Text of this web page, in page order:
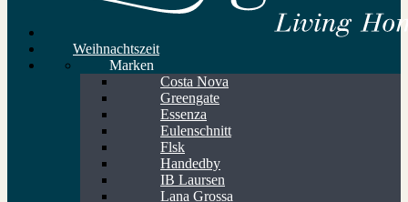
Weihnachtszeit
Marken
Costa Nova
Greengate
Essenza
Eulenschnitt
Flsk
Handedby
IB Laursen
Lana Grossa